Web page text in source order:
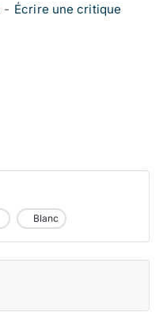
- Écrire une critique
Blanc